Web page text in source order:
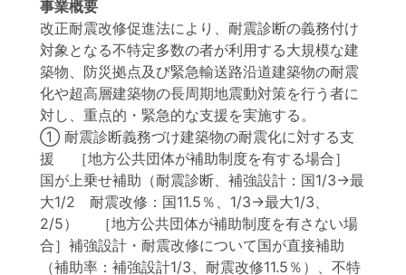
事業概要
改正耐震改修促進法により、耐震診断の義務付け
対象となる不特定多数の者が利用する大規模な建
築物、防災拠点及び緊急輸送路沿道建築物の耐震
化や超高層建築物の長周期地震動対策を行う者に
対し、重点的・緊急的な支援を実施する。
① 耐震診断義務づけ建築物の耐震化に対する支
援 ［地方公共団体が補助制度を有する場合］
国が上乗せ補助（耐震診断、補強設計：国1/3→最
大1/2 耐震改修：国11.5％、1/3→最大1/3、
2/5） ［地方公共団体が補助制度を有さない場
合］補強設計・耐震改修について国が直接補助
（補助率：補強設計1/3、耐震改修11.5％）、不特